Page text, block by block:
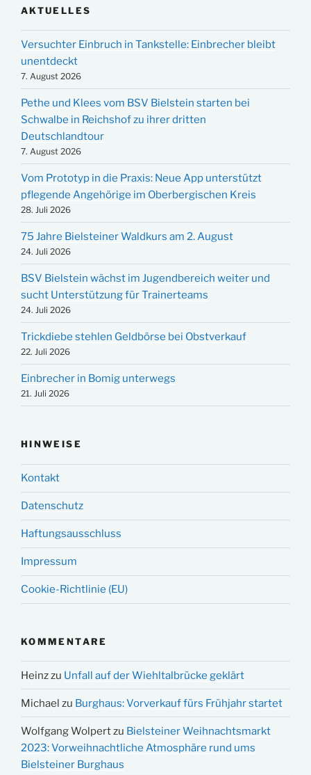
AKTUELLES
Versuchter Einbruch in Tankstelle: Einbrecher bleibt
unentdeckt
7. August 2026
Pethe und Klees vom BSV Bielstein starten bei
Schwalbe in Reichshof zu ihrer dritten
Deutschlandtour
7. August 2026
Vom Prototyp in die Praxis: Neue App unterstützt
pflegende Angehörige im Oberbergischen Kreis
28. Juli 2026
75 Jahre Bielsteiner Waldkurs am 2. August
24. Juli 2026
BSV Bielstein wächst im Jugendbereich weiter und
sucht Unterstützung für Trainerteams
24. Juli 2026
Trickdiebe stehlen Geldbörse bei Obstverkauf
22. Juli 2026
Einbrecher in Bomig unterwegs
21. Juli 2026
HINWEISE
Kontakt
Datenschutz
Haftungsausschluss
Impressum
Cookie-Richtlinie (EU)
KOMMENTARE
Heinzzu Unfall auf der Wiehltalbrücke geklärt
Michael zu Burghaus: Vorverkauf fürs Frühjahr startet
Wolfgang Wolpertzu Bielsteiner Weihnachtsmarkt
2023: Vorweihnachtliche Atmosphäre rund ums
Bielsteiner Burghaus